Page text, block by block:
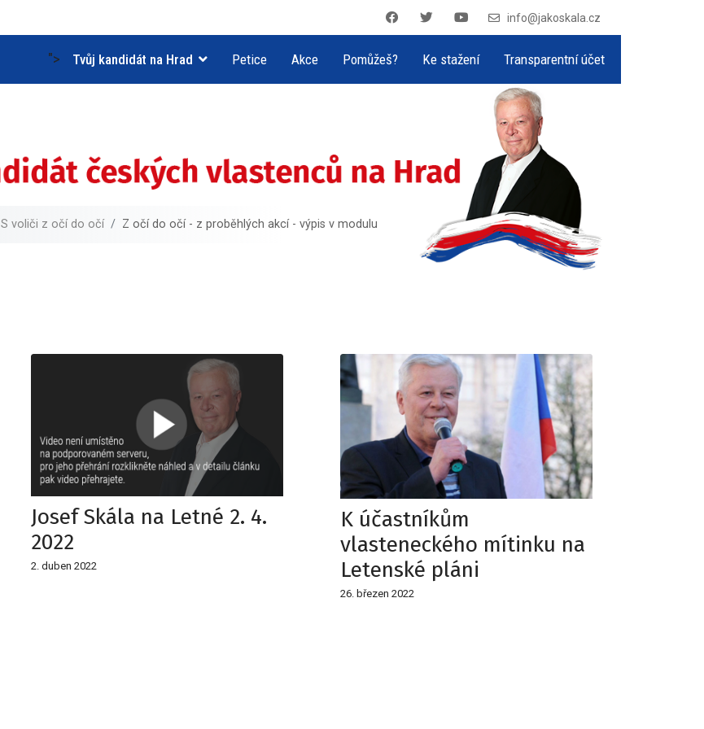
info@jakoskala.cz
"> Tvůj kandidát na Hrad Petice Akce Pomůžeš? Ke stažení Transparentní účet
S voliči z očí do očí Z očí do očí - z proběhlých akcí - výpis v modulu
Josef Skála na Letné 2. 4.
2022
2. duben 2022
K účastníkům
vlasteneckého mítinku na
Letenské pláni
26. březen 2022